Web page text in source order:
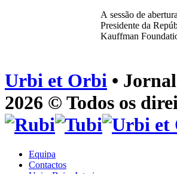
A sessão de
Presidente da
Kauffman
Urbi et Orbi •
2026 © Todos os
Equipa
Contactos